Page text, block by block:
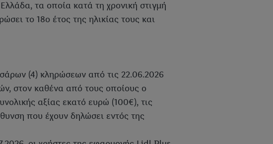
τα οποία κατά τη χρονική στιγμή
το 18ο έτος της ηλικίας τους και
(4) κληρώσεων από τις 22.06.2026
στον καθένα από τους οποίους ο
αξίας εκατό ευρώ (100€), τις
που έχουν δηλώσει εντός της